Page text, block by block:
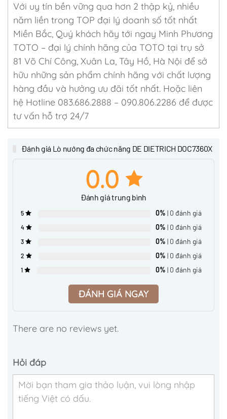
Với uy tín bền vững qua hơn 2 thập kỷ, nhiều
năm liền trong TOP đại lý doanh số tốt nhất
Miền Bắc, Quý khách hãy tới ngay Minh Phương
TOTO – đại lý chính hãng của TOTO tại trụ sở
81 Võ Chí Công, Xuân La, Tây Hồ, Hà Nội để sở
hữu những sản phẩm chính hãng với chất lượng
hàng đầu và hưởng ưu đãi tốt nhất. Hoặc liên
hệ Hotline 083.686.2888 – 090.806.2286 để được
tư vấn hỗ trợ 24/7
Đánh giá Lò nướng đa chức năng DE DIETRICH DOC7360X
0.0
Đánh giá trung bình
5 0% | 0 đánh giá
4 0% | 0 đánh giá
3 0% | 0 đánh giá
2 0% | 0 đánh giá
1 0% | 0 đánh giá
ĐÁNH GIÁ NGAY
There are no reviews yet.
Hỏi đáp